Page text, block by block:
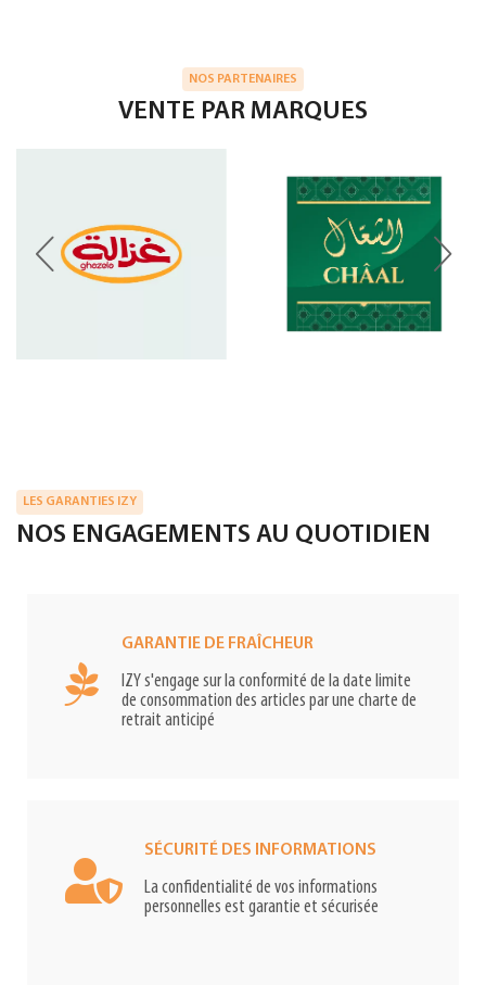
NOS PARTENAIRES
VENTE PAR MARQUES
LES GARANTIES IZY
NOS ENGAGEMENTS AU QUOTIDIEN
GARANTIE DE FRAÎCHEUR
IZY s'engage sur la conformité de la date limite
de consommation des articles par une charte de
retrait anticipé
SÉCURITÉ DES INFORMATIONS
La confidentialité de vos informations
personnelles est garantie et sécurisée